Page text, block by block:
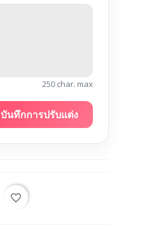
250 char. max
บันทึกการปรับแต่ง
favorite_border